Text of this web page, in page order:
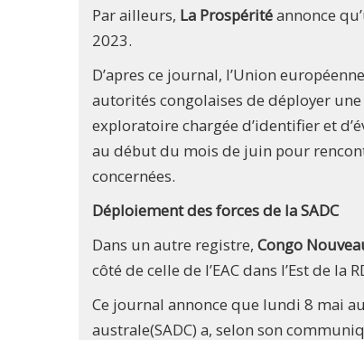
Par ailleurs, La Prospéritéannonce
2023.
D’apres ce journal, l’Union
autorités congolaises de déployer
exploratoire chargée d’identifier et
au début du mois de juin pour
concernées.
Déploiement des forces de la SADC
Dans un autre registre, Congo
côté de celle de l’EAC dans l’Est de la
Ce journal annonce que lundi 8 mai
australe(SADC) a, selon son